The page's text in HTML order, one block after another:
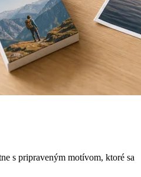
s pripraveným motívom, ktoré sa